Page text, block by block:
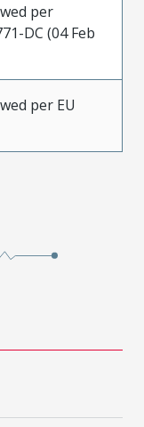
per
DC (04 Feb
per EU